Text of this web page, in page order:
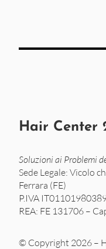
Hair Center
Soluzioni ai Problemi
Sede Legale: Vicolo
Ferrara (FE)
P.IVA
REA: FE 131706 –
© Copyright 2026 –